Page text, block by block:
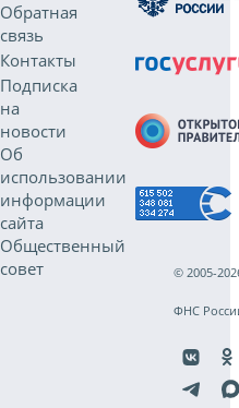
Обратная
связь
Контакты
Подписка
на
новости
Об
использовании
информации
сайта
Общественный
совет
© 2005-
ФНС